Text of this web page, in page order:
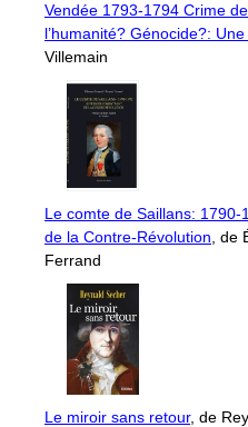
Vendée 1793-1794 Crime
l’humanité? Génocide?:
Villemain
Le comte de Saillans:
de la Contre-Révolution ,
Ferrand
Le miroir sans retour, de